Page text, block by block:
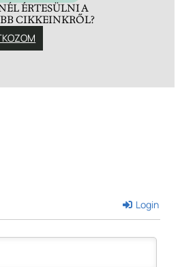
ÉRTESÜLNI A
CIKKEINKRŐL?
Login